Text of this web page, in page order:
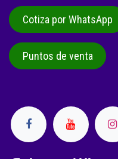
Cotiza por WhatsApp
Puntos de venta